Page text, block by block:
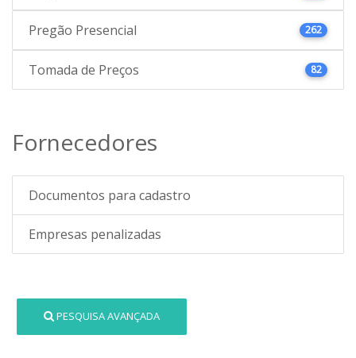
Pregão Presencial 262
Tomada de Preços 82
Fornecedores
Documentos para cadastro
Empresas penalizadas
PESQUISA AVANÇADA